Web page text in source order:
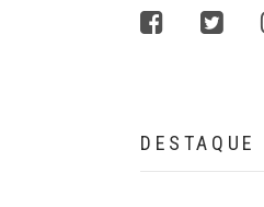
facebook